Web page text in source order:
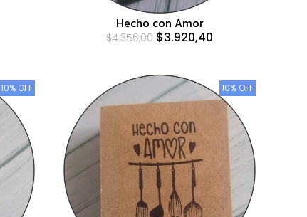
Hecho con Amor
$4.356,00 $3.920,40
10% OFF 10% OFF